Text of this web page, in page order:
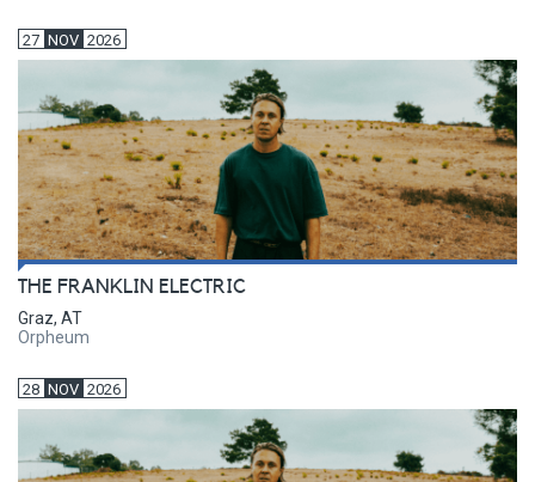
27 NOV 2026
THE FRANKLIN ELECTRIC
Graz, AT
Orpheum
28 NOV 2026